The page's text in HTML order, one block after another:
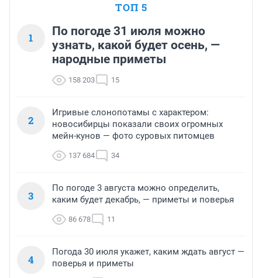
ТОП 5
1
По погоде 31 июля можно
узнать, какой будет осень, —
народные приметы
158 203 15
2
Игривые слонопотамы с характером:
новосибирцы показали своих огромных
мейн-кунов — фото суровых питомцев
137 684 34
3
По погоде 3 августа можно определить,
каким будет декабрь, — приметы и поверья
86 678 11
4
Погода 30 июля укажет, каким ждать август —
поверья и приметы